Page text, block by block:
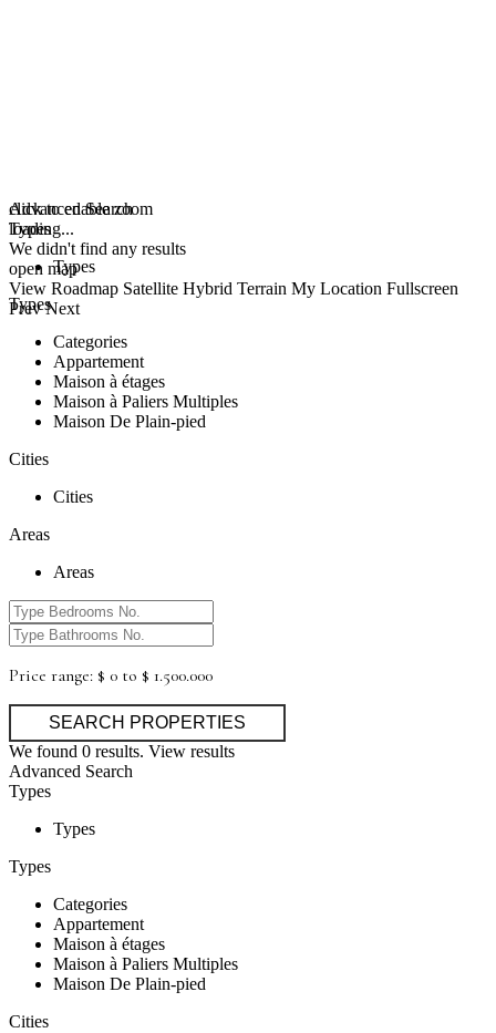
click to enable zoom
loading...
We didn't find any results
open map
View Roadmap Satellite Hybrid Terrain My Location Fullscreen
Prev Next
Advanced Search
Types
Types
Types
Categories
Appartement
Maison à étages
Maison à Paliers Multiples
Maison De Plain-pied
Cities
Cities
Areas
Areas
Price range: $ 0 to $ 1.500.000
We found 0 results. View results
Advanced Search
Types
Types
Types
Categories
Appartement
Maison à étages
Maison à Paliers Multiples
Maison De Plain-pied
Cities